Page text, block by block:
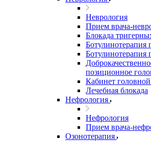
Неврология
Прием врача-
Блокада
Ботулинотерапия
Ботулинотерапия
позиционное
Кабинет
Лечебная блокада
Нефрология
Нефрология
Прием врача-
Озонотерапия